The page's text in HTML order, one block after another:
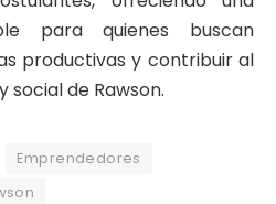
para quienes buscan
productivas y contribuir al
de Rawson.
Emprendedores